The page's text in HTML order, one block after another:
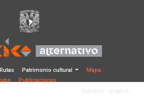
Rutas Patrimonio cultural
Mapa
Publicaciones